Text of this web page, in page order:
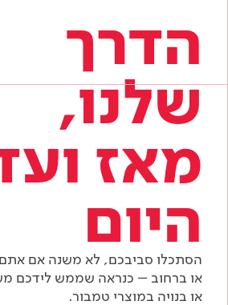
הדרך
שלנו,
מאז
היום
הסתכלו סביבכם, לא משנה אם
או ברחוב – כנראה שממש לידכם
או בנויה במוצרי טמבור.